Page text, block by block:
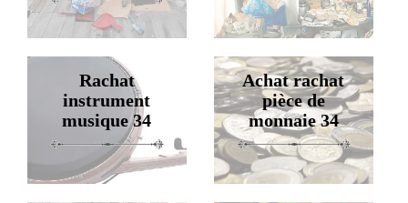
Rachat
instrument
musique 34
Achat rachat
pièce de
monnaie 34